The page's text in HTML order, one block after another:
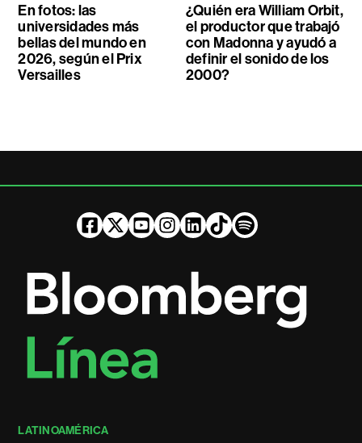
En fotos: las
universidades más
bellas del mundo en
2026, según el Prix
Versailles
¿Quién era William Orbit,
el productor que trabajó
con Madonna y ayudó a
definir el sonido de los
2000?
LATINOAMÉRICA